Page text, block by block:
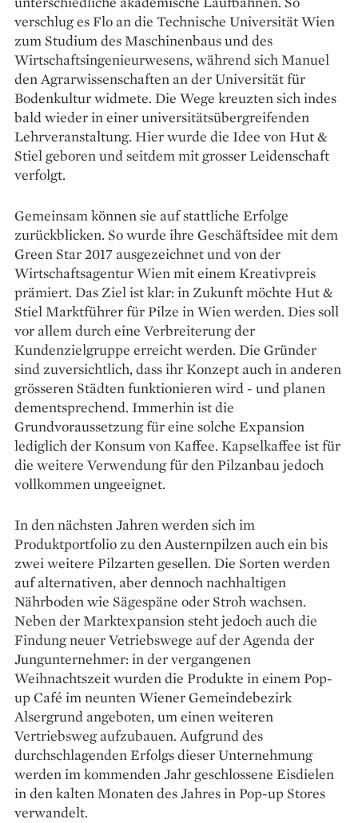
verschlug es Flo an die Technische Universität Wien
zum Studium des Maschinenbaus und des
Wirtschaftsingenieurwesens, während sich Manuel
den Agrarwissenschaften an der Universität für
Bodenkultur widmete. Die Wege kreuzten sich indes
bald wieder in einer universitätsübergreifenden
Lehrveranstaltung. Hier wurde die Idee von Hut &
Stiel geboren und seitdem mit grosser Leidenschaft
verfolgt.
Gemeinsam können sie auf stattliche Erfolge
zurückblicken. So wurde ihre Geschäftsidee mit dem
Green Star 2017 ausgezeichnet und von der
Wirtschaftsagentur Wien mit einem Kreativpreis
prämiert. Das Ziel ist klar: in Zukunft möchte Hut &
Stiel Marktführer für Pilze in Wien werden. Dies soll
vor allem durch eine Verbreiterung der
Kundenzielgruppe erreicht werden. Die Gründer
sind zuversichtlich, dass ihr Konzept auch in anderen
grösseren Städten funktionieren wird - und planen
dementsprechend. Immerhin ist die
Grundvoraussetzung für eine solche Expansion
lediglich der Konsum von Kaffee. Kapselkaffee ist für
die weitere Verwendung für den Pilzanbau jedoch
vollkommen ungeeignet.
In den nächsten Jahren werden sich im
Produktportfolio zu den Austernpilzen auch ein bis
zwei weitere Pilzarten gesellen. Die Sorten werden
auf alternativen, aber dennoch nachhaltigen
Nährboden wie Sägespäne oder Stroh wachsen.
Neben der Marktexpansion steht jedoch auch die
Findung neuer Vetriebswege auf der Agenda der
Jungunternehmer: in der vergangenen
Weihnachtszeit wurden die Produkte in einem Pop-
up Café im neunten Wiener Gemeindebezirk
Alsergrund angeboten, um einen weiteren
Vertriebsweg aufzubauen. Aufgrund des
durchschlagenden Erfolgs dieser Unternehmung
werden im kommenden Jahr geschlossene Eisdielen
in den kalten Monaten des Jahres in Pop-up Stores
verwandelt.